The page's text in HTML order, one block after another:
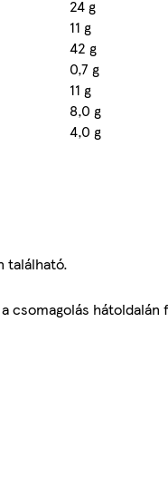
24 g
11 g
42 g
0,7 g
11 g
8,0 g
4,0 g
található.
csomagolás